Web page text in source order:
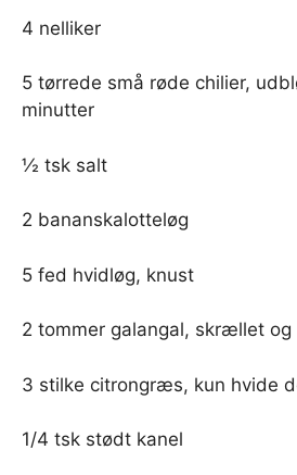
4 nelliker
5 tørrede små røde chilier,
minutter
½ tsk salt
2 bananskalotteløg
5 fed hvidløg, knust
2 tommer galangal, skrællet og
3 stilke citrongræs, kun hvide
1/4 tsk stødt kanel